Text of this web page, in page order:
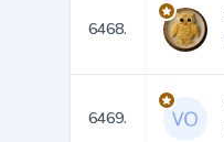
6468.
6469.